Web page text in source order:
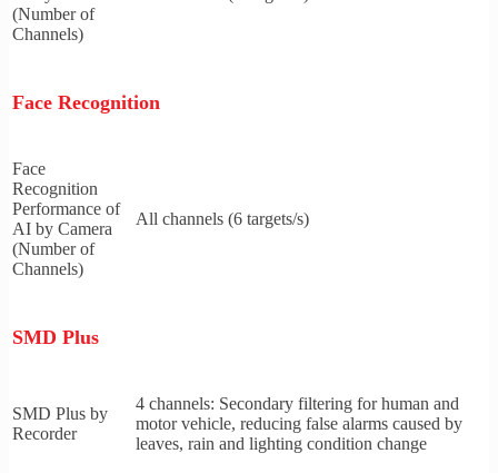
(Number of
Channels)
Face Recognition
Face
Recognition
Performance of
AI by Camera
(Number of
Channels)
All channels (6 targets/s)
SMD Plus
SMD Plus by
Recorder
4 channels: Secondary filtering for human and
motor vehicle, reducing false alarms caused by
leaves, rain and lighting condition change